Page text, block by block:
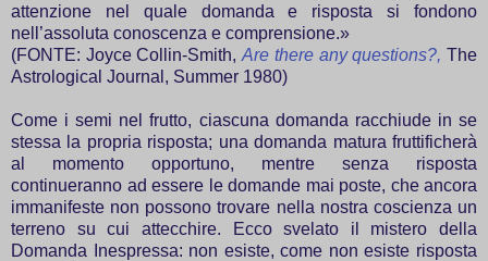
attenzione nel quale domanda e risposta si fondono
nell’assoluta conoscenza e comprensione.»
(FONTE: Joyce Collin-Smith,Are there any questions?, The
Astrological Journal, Summer 1980)
Come i semi nel frutto, ciascuna domanda racchiude in se
stessa la propria risposta; una domanda matura fruttificherà
al momento opportuno, mentre senza risposta
continueranno ad essere le domande mai poste, che ancora
immanifeste non possono trovare nella nostra coscienza un
terreno su cui attecchire. Ecco svelato il mistero della
Domanda Inespressa: non esiste, come non esiste risposta